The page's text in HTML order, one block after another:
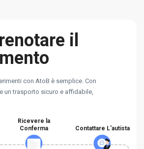
il
con AtoB è semplice. Con
un trasporto sicuro e affidabile,
Ricevere la
Conferma
Contattare L'autista